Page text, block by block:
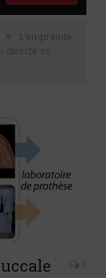
»
L’empreinte
directe en
0